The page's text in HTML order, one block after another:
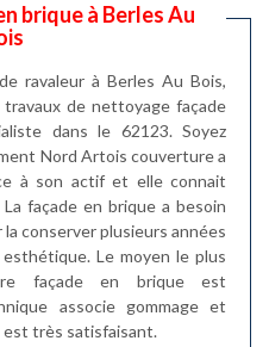
brique à Berles Au
ravaleur à Berles Au Bois,
de nettoyage façade
dans le 62123. Soyez
Nord Artois couverture a
à son actif et elle connait
façade en brique a besoin
conserver plusieurs années
Le moyen le plus
façade en brique est
associe gommage et
est très satisfaisant.